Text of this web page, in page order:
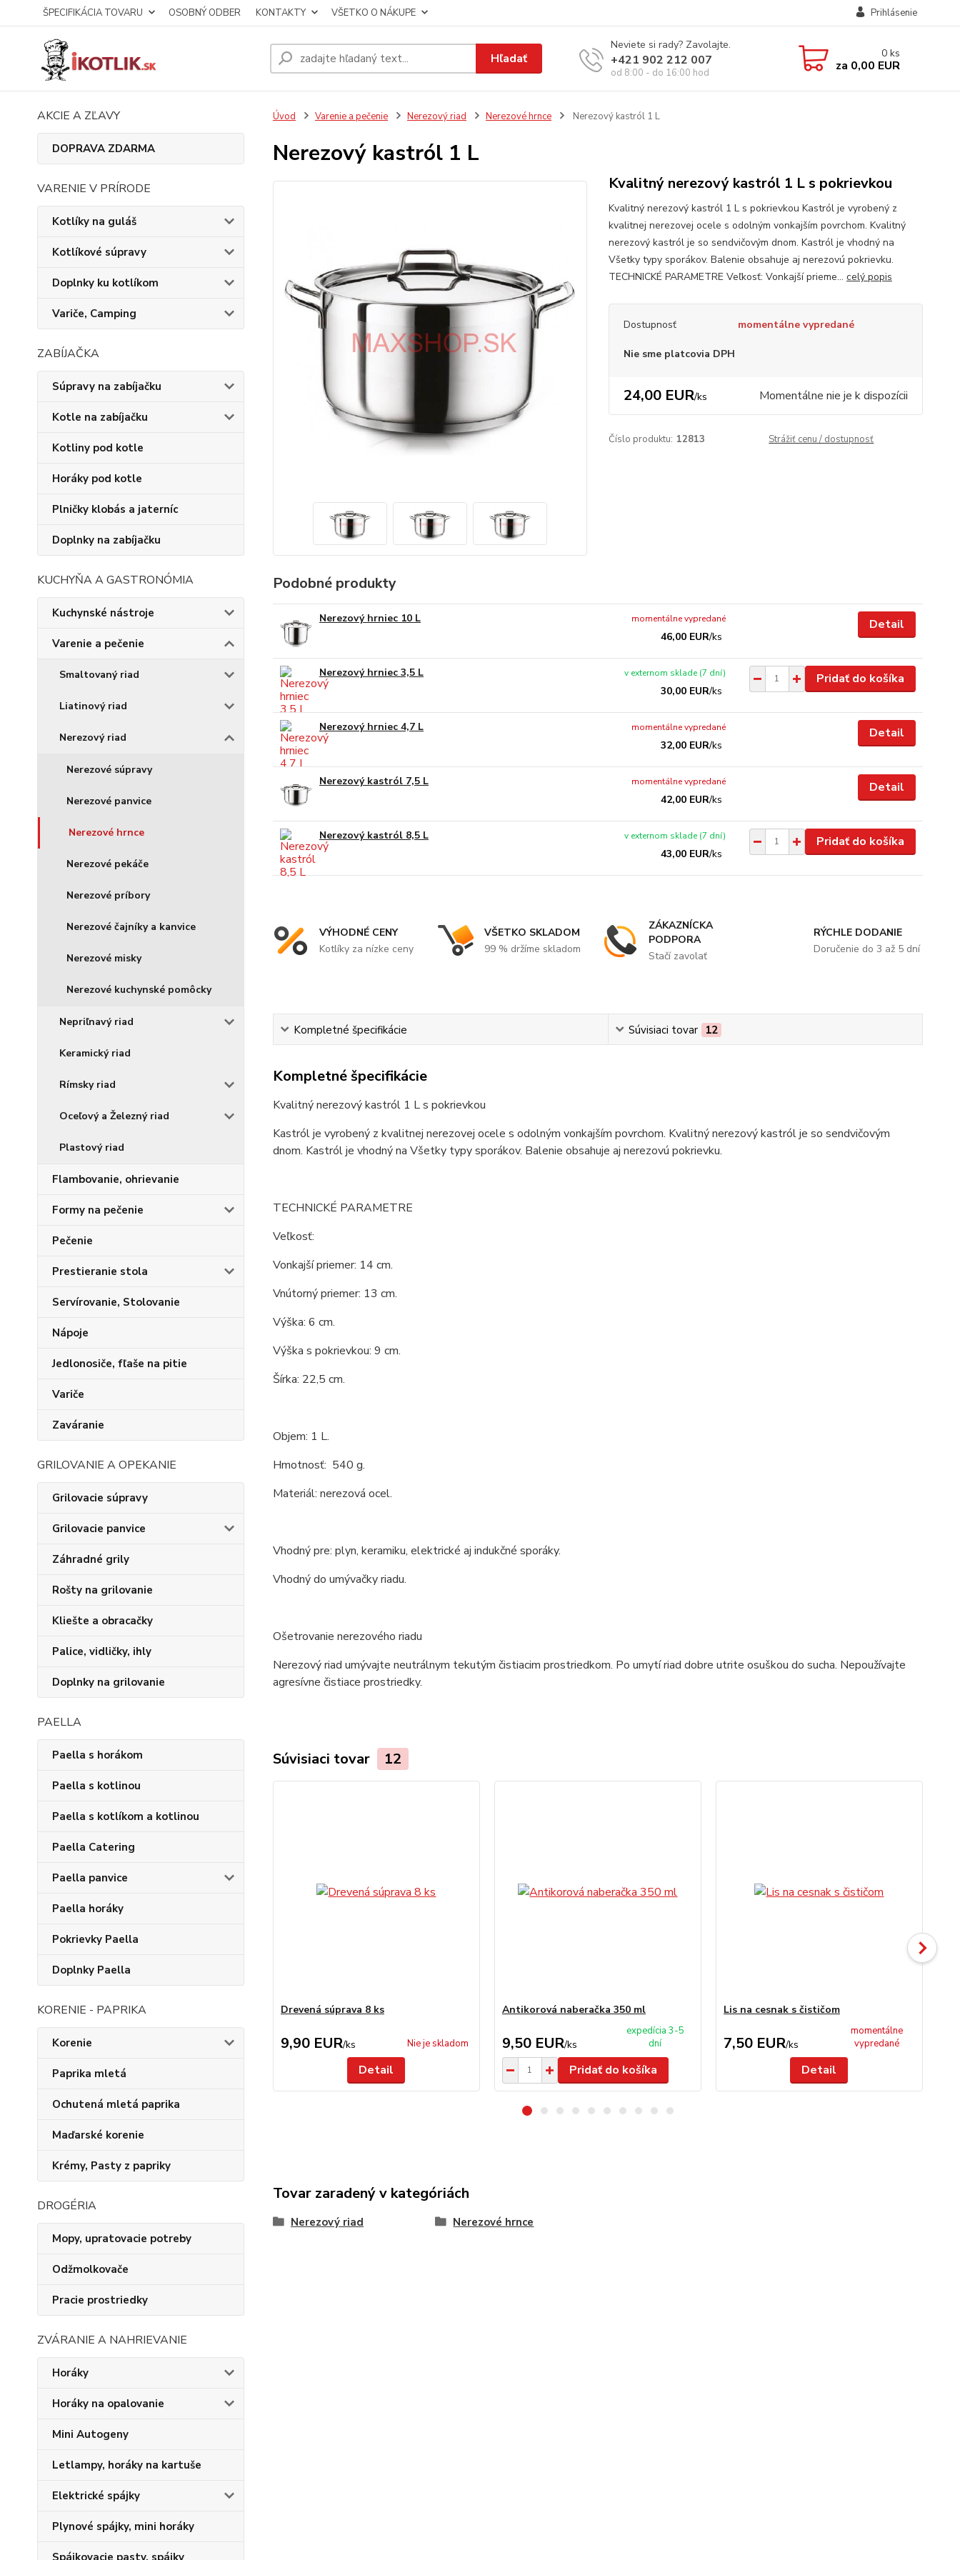
ŠPECIFIKÁCIA TOVARU OSOBNÝ ODBER KONTAKTY VŠETKO O NÁKUPE Prihlásenie
Hľadať
Neviete si rady? Zavolajte.
+421 902 212 007
od 8:00 - do 16:00 hod
0 ks
za 0,00 EUR
AKCIE A ZĽAVY
DOPRAVA ZDARMA
VARENIE V PRÍRODE
Kotlíky na guláš
Kotlíkové súpravy
Doplnky ku kotlíkom
Variče, Camping
ZABÍJAČKA
Súpravy na zabíjačku
Kotle na zabíjačku
Kotliny pod kotle
Horáky pod kotle
Plničky klobás a jaterníc
Doplnky na zabíjačku
KUCHYŇA A GASTRONÓMIA
Kuchynské nástroje
Varenie a pečenie
Smaltovaný riad
Liatinový riad
Nerezový riad
Nerezové súpravy
Nerezové panvice
Nerezové hrnce
Nerezové pekáče
Nerezové príbory
Nerezové čajníky a kanvice
Nerezové misky
Nerezové kuchynské pomôcky
Nepriľnavý riad
Keramický riad
Rímsky riad
Oceľový a Železný riad
Plastový riad
Flambovanie, ohrievanie
Formy na pečenie
Pečenie
Prestieranie stola
Servírovanie, Stolovanie
Nápoje
Jedlonosiče, fľaše na pitie
Variče
Zaváranie
GRILOVANIE A OPEKANIE
Grilovacie súpravy
Grilovacie panvice
Záhradné grily
Rošty na grilovanie
Kliešte a obracačky
Palice, vidličky, ihly
Doplnky na grilovanie
PAELLA
Paella s horákom
Paella s kotlinou
Paella s kotlíkom a kotlinou
Paella Catering
Paella panvice
Paella horáky
Pokrievky Paella
Doplnky Paella
KORENIE - PAPRIKA
Korenie
Paprika mletá
Ochutená mletá paprika
Maďarské korenie
Krémy, Pasty z papriky
DROGÉRIA
Mopy, upratovacie potreby
Odžmolkovače
Pracie prostriedky
ZVÁRANIE A NAHRIEVANIE
Horáky
Horáky na opalovanie
Mini Autogeny
Letlampy, horáky na kartuše
Elektrické spájky
Plynové spájky, mini horáky
Spájkovacie pasty, spájky
Úvod Varenie a pečenie Nerezový riad Nerezové hrnce Nerezový kastról 1 L
Nerezový kastról 1 L
Kvalitný nerezový kastról 1 L s pokrievkou
Kvalitný nerezový kastról 1 L s pokrievkou Kastról je vyrobený z
kvalitnej nerezovej ocele s odolným vonkajším povrchom. Kvalitný
nerezový kastról je so sendvičovým dnom. Kastról je vhodný na
Všetky typy sporákov. Balenie obsahuje aj nerezovú pokrievku.
TECHNICKÉ PARAMETRE Veľkosť: Vonkajší prieme... celý popis
Dostupnosť momentálne vypredané
Nie sme platcovia DPH
24,00 EUR/ks Momentálne nie je k dispozícii
Číslo produktu: 12813 Strážiť cenu / dostupnosť
Podobné produkty
Nerezový hrniec 10 L
46,00 EUR/ks
momentálne vypredané Detail
Nerezový hrniec 3,5 L
30,00 EUR/ks
v externom sklade (7 dní) Pridať do košíka
Nerezový hrniec 4,7 L
32,00 EUR/ks
momentálne vypredané Detail
Nerezový kastról 7,5 L
42,00 EUR/ks
momentálne vypredané Detail
Nerezový kastról 8,5 L
43,00 EUR/ks
v externom sklade (7 dní) Pridať do košíka
VÝHODNÉ CENY
Kotlíky za nízke ceny
VŠETKO SKLADOM
99 % držíme skladom
ZÁKAZNÍCKA
PODPORA
Stačí zavolať
RÝCHLE DODANIE
Doručenie do 3 až 5 dní
Kompletné špecifikácie Súvisiaci tovar 12
Kompletné špecifikácie
Kvalitný nerezový kastról 1 L s pokrievkou
Kastról je vyrobený z kvalitnej nerezovej ocele s odolným vonkajším povrchom. Kvalitný nerezový kastról je so sendvičovým
dnom. Kastról je vhodný na Všetky typy sporákov. Balenie obsahuje aj nerezovú pokrievku.
TECHNICKÉ PARAMETRE
Veľkosť:
Vonkajší priemer: 14 cm.
Vnútorný priemer: 13 cm.
Výška: 6 cm.
Výška s pokrievkou: 9 cm.
Šírka: 22,5 cm.
Objem: 1 L.
Hmotnosť: 540 g.
Materiál: nerezová ocel.
Vhodný pre: plyn, keramiku, elektrické aj indukčné sporáky.
Vhodný do umývačky riadu.
Ošetrovanie nerezového riadu
Nerezový riad umývajte neutrálnym tekutým čistiacim prostriedkom. Po umytí riad dobre utrite osuškou do sucha. Nepoužívajte
agresívne čistiace prostriedky.
Súvisiaci tovar 12
Drevená súprava 8 ks
9,90 EUR/ks Nie je skladom
Detail
Antikorová naberačka 350 ml
9,50 EUR/ks
expedícia 3-5
dní
Pridať do košíka
Lis na cesnak s čističom
7,50 EUR/ks
momentálne
vypredané
Detail
Tovar zaradený v kategóriách
Nerezový riad Nerezové hrnce